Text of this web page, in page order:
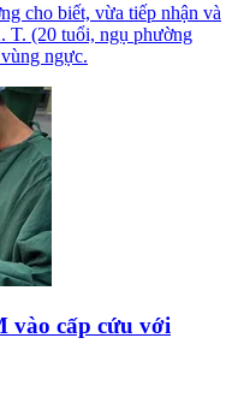
cho biết, vừa tiếp nhận và
T. (20 tuổi, ngụ phường
ngực.
vào cấp cứu với